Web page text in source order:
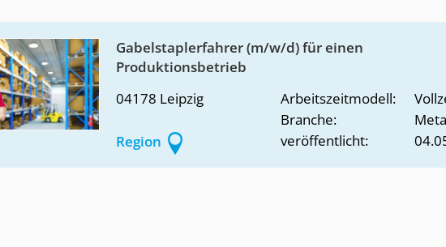
Gabelstaplerfahrer (m/w/d) für einen
Produktionsbetrieb
04178 Leipzig
Arbeitszeitmodell:
Branche:
veröffentlicht:
Region